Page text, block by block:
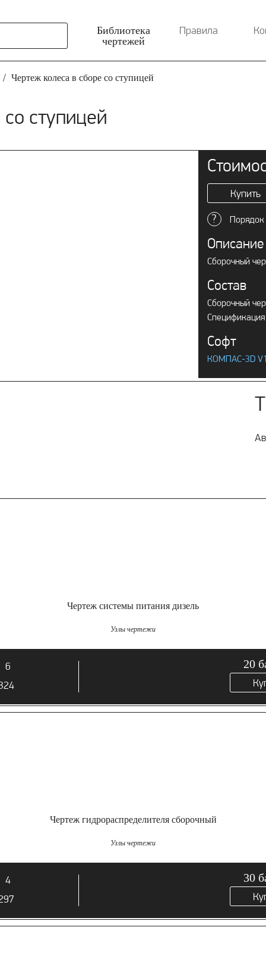
Библиотека
чертежей
Правила
Чертеж колеса в сборе со ступицей
ступицей
Купить
? Порядок
Описание
Сборочный
Состав
Сборочный
Спецификация
Софт
КОМПАС-3D
Чертеж системы питания дизель
Узлы чертежи
6
20
Чертеж гидрораспределителя сборочный
Узлы чертежи
4
30